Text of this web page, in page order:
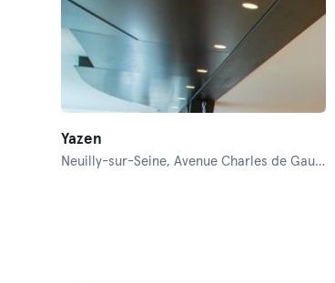
Yazen
Neuilly-sur-Seine,Avenue Charles de Gaulle 162